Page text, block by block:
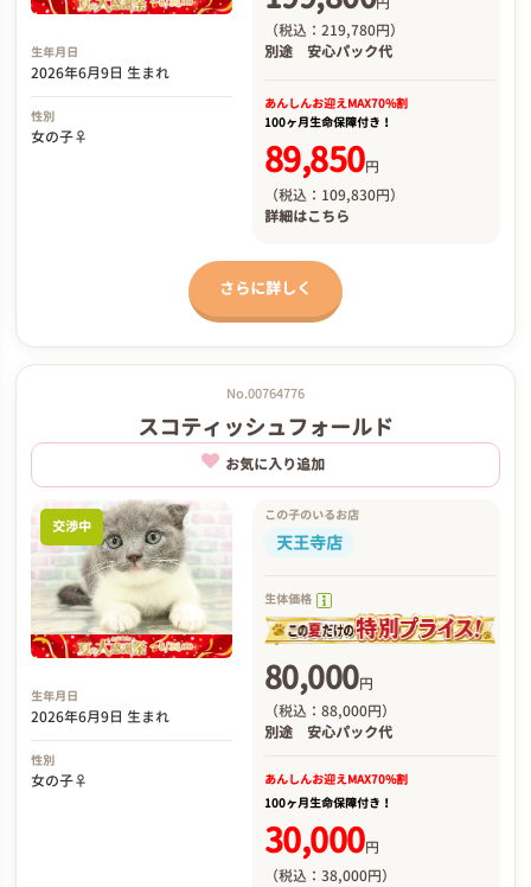
生年月日
2026年6月9日 生まれ
性別
女の子♀
（税込：219,780円）
別途 安心パック代
あんしんお迎えMAX70%割
100ヶ月生命保障付き！
89,850円
（税込：109,830円）
詳細はこちら
さらに詳しく
No.00764776
スコティッシュフォールド
お気に入り追加
交渉中
生年月日
2026年6月9日 生まれ
性別
女の子♀
この子のいるお店
天王寺店
生体価格
80,000円
（税込：88,000円）
別途 安心パック代
あんしんお迎えMAX70%割
100ヶ月生命保障付き！
30,000円
（税込：38,000円）